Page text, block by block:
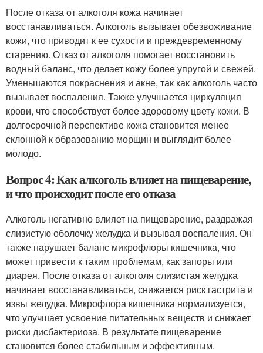
После отказа от алкоголя кожа начинает
восстанавливаться. Алкоголь вызывает обезвоживание
кожи, что приводит к ее сухости и преждевременному
старению. Отказ от алкоголя помогает восстановить
водный баланс, что делает кожу более упругой и свежей.
Уменьшаются покраснения и акне, так как алкоголь часто
вызывает воспаления. Также улучшается циркуляция
крови, что способствует более здоровому цвету кожи. В
долгосрочной перспективе кожа становится менее
склонной к образованию морщин и выглядит более
молодо.
Вопрос 4: Как алкоголь влияет на пищеварение,
и что происходит после его отказа
Алкоголь негативно влияет на пищеварение, раздражая
слизистую оболочку желудка и вызывая воспаления. Он
также нарушает баланс микрофлоры кишечника, что
может привести к таким проблемам, как запоры или
диарея. После отказа от алкоголя слизистая желудка
начинает восстанавливаться, снижается риск гастрита и
язвы желудка. Микрофлора кишечника нормализуется,
что улучшает усвоение питательных веществ и снижает
риски дисбактериоза. В результате пищеварение
становится более стабильным и эффективным.